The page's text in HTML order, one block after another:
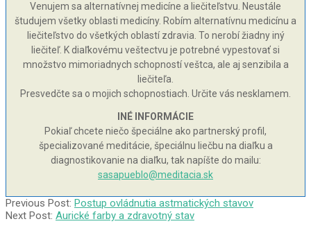
Venujem sa alternatívnej medicíne a liečiteľstvu. Neustále
študujem všetky oblasti medicíny. Robím alternatívnu medicínu a
liečiteľstvo do všetkých oblastí zdravia. To nerobí žiadny iný
liečiteľ. K diaľkovému veštectvu je potrebné vypestovať si
množstvo mimoriadnych schopností veštca, ale aj senzibila a
liečiteľa.
Presvedčte sa o mojich schopnostiach. Určite vás nesklamem.
INÉ INFORMÁCIE
Pokiaľ chcete niečo špeciálne ako partnerský profil,
špecializované meditácie, špeciálnu liečbu na diaľku a
diagnostikovanie na diaľku, tak napíšte do mailu:
sasapueblo@meditacia.sk
2004-
02-
Previous Post: Postup ovládnutia astmatických stavov
Next Post: Aurické farby a zdravotný stav